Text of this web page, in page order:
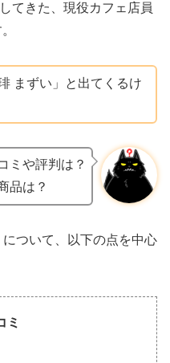
てきた、現役カフェ店員
まずい」と出てくるけ
ミや評判は？
品は？
ついて、以下の点を中心
ミ